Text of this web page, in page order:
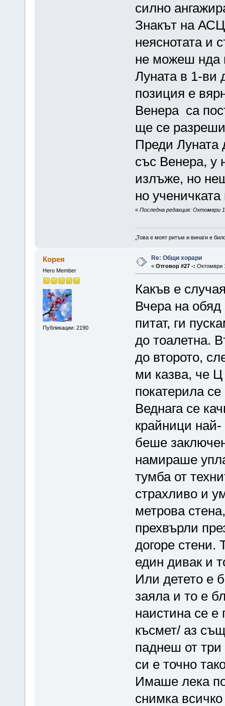
силно
Знакът на
неяснотата и
не можеш нда
Луната в 1-ви
позиция е
Венера са
ще се
Преди Луната
със Венера, у
излъже, но
но
« Последна редакция: Октомври
„Това е моят ритъм и винаги е
Корея
Hero Member
Публикации: 2190
Re: Общи хорари
« Отговор #27 -: Октомври
Какъв е
Вчера на обяд
питат, ги
до тоалетна.
до второто,
ми казва, че Ц
покатерила се
Веднага се
крайници
беше
намираше
тумба от
страхливо и
метрова
прехвърли
догоре стени.
един дивак и
Или детето е
заяла и то е
наистина се е
късмет/ аз
паднеш от три
си е точно
Имаше лека
снимка